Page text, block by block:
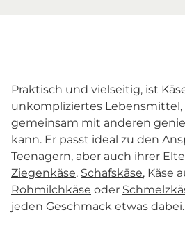
Praktisch und vielseitig, ist
unkompliziertes Lebensmittel,
gemeinsam mit anderen
kann. Er passt ideal zu den
Teenagern, aber auch ihrer
Ziegenkäse, Schafskäse, Käse
Rohmilchkäse oder
jeden Geschmack etwas dabei.